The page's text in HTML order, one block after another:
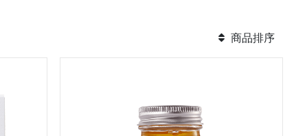
商品排序